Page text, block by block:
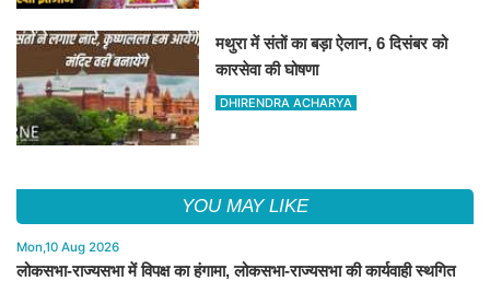
मथुरा में संतों का बड़ा ऐलान, 6 दिसंबर को
कारसेवा की घोषणा
DHIRENDRA ACHARYA
YOU MAY LIKE
Mon,10 Aug 2026
लोकसभा-राज्यसभा में विपक्ष का हंगामा, लोकसभा-राज्यसभा की कार्यवाही स्थगित